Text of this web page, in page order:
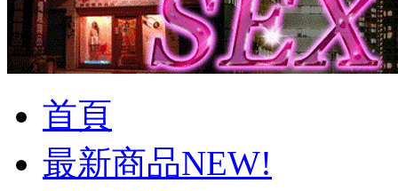
首頁
最新商品NEW!